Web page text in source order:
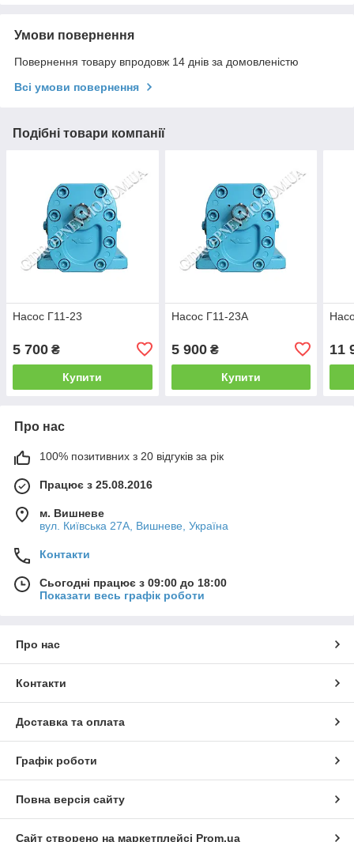
Умови повернення
Повернення товару впродовж 14 днів за домовленістю
Всі умови повернення
Подібні товари компанії
Насос Г11-23
5 700 ₴
Купити
Насос Г11-23А
5 900₴
Купити
11
Про нас
100% позитивних з 20 відгуків за рік
Працює з 25.08.2016
м. Вишневе
вул. Київська 27А, Вишневе, Україна
Контакти
Сьогодні працює з 09:00 до 18:00
Показати весь графік роботи
Про нас
Контакти
Доставка та оплата
Графік роботи
Повна версія сайту
Сайт створено на маркетплейсі Prom.ua